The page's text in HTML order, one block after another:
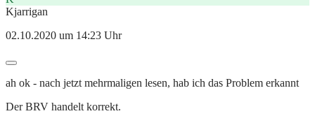
Kjarrigan
02.10.2020 um 14:23 Uhr
ah ok - nach jetzt mehrmaligen lesen, hab ich das Problem erkannt
Der BRV handelt korrekt.